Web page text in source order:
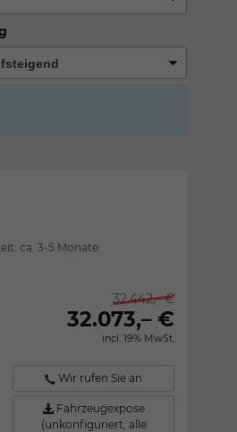
ca. 3-5 Monate
32.442,– €
32.073,– €
incl. 19% MwSt.
Wir rufen Sie an
Fahrzeugexpose
(unkonfiguriert, alle